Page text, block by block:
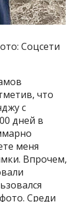
Соцсети
что
с
дней в
меня
Впрочем,
Среди